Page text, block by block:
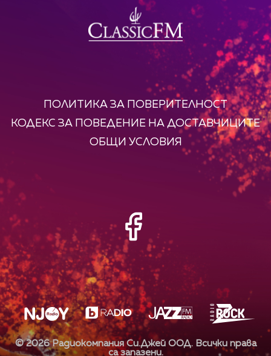
ПОЛИТИКА ЗА ПОВЕРИТЕЛНОСТ
КОДЕКС ЗА ПОВЕДЕНИЕ НА ДОСТАВЧИЦИТЕ
ОБЩИ УСЛОВИЯ
©2026Радиокомпания Си.Джей ООД. Всички права
са запазени.